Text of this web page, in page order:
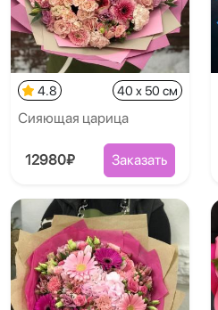
4.8 40 x 50 см
Сияющая царица
12980₽ Заказать